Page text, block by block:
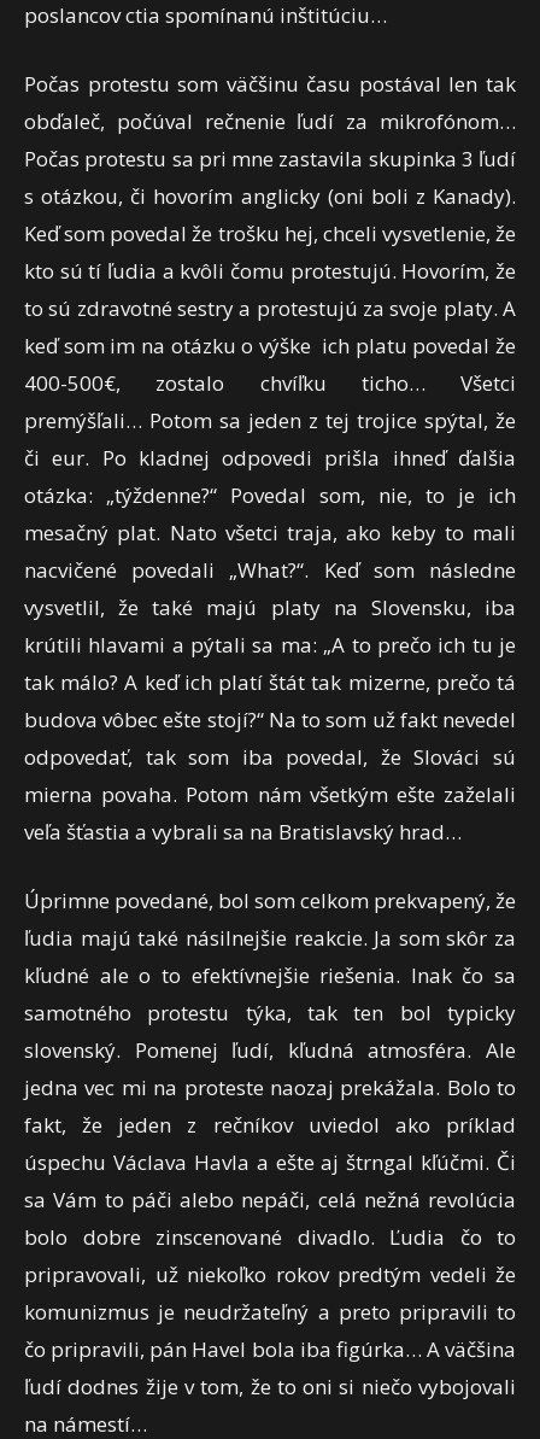
poslancov ctia spomínanú inštitúciu…
Počas protestu som väčšinu času postával len tak
obďaleč, počúval rečnenie ľudí za mikrofónom…
Počas protestu sa pri mne zastavila skupinka 3 ľudí
s otázkou, či hovorím anglicky (oni boli z Kanady).
Keď som povedal že trošku hej, chceli vysvetlenie, že
kto sú tí ľudia a kvôli čomu protestujú. Hovorím, že
to sú zdravotné sestry a protestujú za svoje platy. A
keď som im na otázku o výške ich platu povedal že
400-500€, zostalo chvíľku ticho… Všetci
premýšľali… Potom sa jeden z tej trojice spýtal, že
či eur. Po kladnej odpovedi prišla ihneď ďalšia
otázka: „týždenne?“ Povedal som, nie, to je ich
mesačný plat. Nato všetci traja, ako keby to mali
nacvičené povedali „What?“. Keď som následne
vysvetlil, že také majú platy na Slovensku, iba
krútili hlavami a pýtali sa ma: „A to prečo ich tu je
tak málo? A keď ich platí štát tak mizerne, prečo tá
budova vôbec ešte stojí?“ Na to som už fakt nevedel
odpovedať, tak som iba povedal, že Slováci sú
mierna povaha. Potom nám všetkým ešte zaželali
veľa šťastia a vybrali sa na Bratislavský hrad…
Úprimne povedané, bol som celkom prekvapený, že
ľudia majú také násilnejšie reakcie. Ja som skôr za
kľudné ale o to efektívnejšie riešenia. Inak čo sa
samotného protestu týka, tak ten bol typicky
slovenský. Pomenej ľudí, kľudná atmosféra. Ale
jedna vec mi na proteste naozaj prekážala. Bolo to
fakt, že jeden z rečníkov uviedol ako príklad
úspechu Václava Havla a ešte aj štrngal kľúčmi. Či
sa Vám to páči alebo nepáči, celá nežná revolúcia
bolo dobre zinscenované divadlo. Ľudia čo to
pripravovali, už niekoľko rokov predtým vedeli že
komunizmus je neudržateľný a preto pripravili to
čo pripravili, pán Havel bola iba figúrka… A väčšina
ľudí dodnes žije v tom, že to oni si niečo vybojovali
na námestí…